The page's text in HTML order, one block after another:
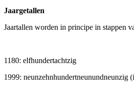
Jaargetallen
Jaartallen worden in principe in stappen
1180: elfhundertachtzig
1999: neunzehnhundertneunundneunzig